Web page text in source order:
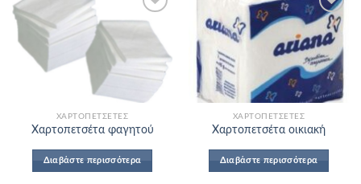
Wishlist
ΧΑΡΤΟΠΕΤΣΈΤΕΣ
Χαρτοπετσέτα φαγητού
Διαβάστε περισσότερα
Add to
Wishlist
ΧΑΡΤΟΠΕΤΣΈΤΕΣ
Χαρτοπετσέτα οικιακή
Διαβάστε περισσότερα